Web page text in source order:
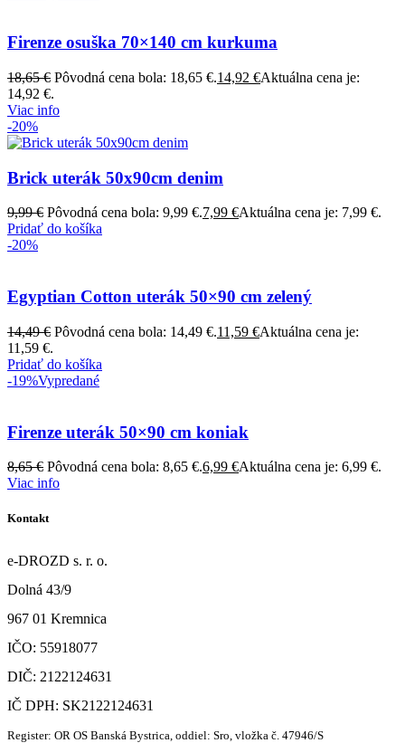
Firenze osuška 70×140 cm kurkuma
18,65€ Pôvodná cena bola: 18,65 €.14,92 €Aktuálna cena je:
14,92 €.
Viac info
-20%
Brick uterák 50x90cm denim
9,99€ Pôvodná cena bola: 9,99 €.7,99 €Aktuálna cena je: 7,99 €.
Pridať do košíka
-20%
Egyptian Cotton uterák 50×90 cm zelený
14,49€ Pôvodná cena bola: 14,49 €.11,59 €Aktuálna cena je:
11,59 €.
Pridať do košíka
-19%Vypredané
Firenze uterák 50×90 cm koniak
8,65€ Pôvodná cena bola: 8,65 €.6,99 €Aktuálna cena je: 6,99 €.
Viac info
Kontakt
e-DROZD s. r. o.
Dolná 43/9
967 01 Kremnica
IČO: 55918077
DIČ: 2122124631
IČ DPH: SK2122124631
Register: OR OS Banská Bystrica, oddiel: Sro, vložka č. 47946/S